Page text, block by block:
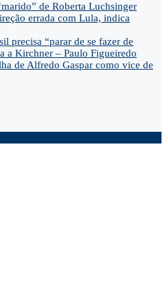
de Roberta Luchsinger
errada com Lula, indica
precisa “parar de se fazer de
a Kirchner – Paulo Figueiredo
de Alfredo Gaspar como vice de